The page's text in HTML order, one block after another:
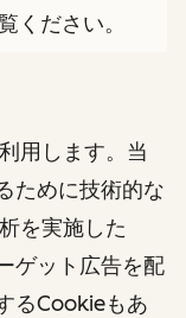
ください。
用します。当
ために技術的な
を実施した
ゲット広告を配
るCookieもあ